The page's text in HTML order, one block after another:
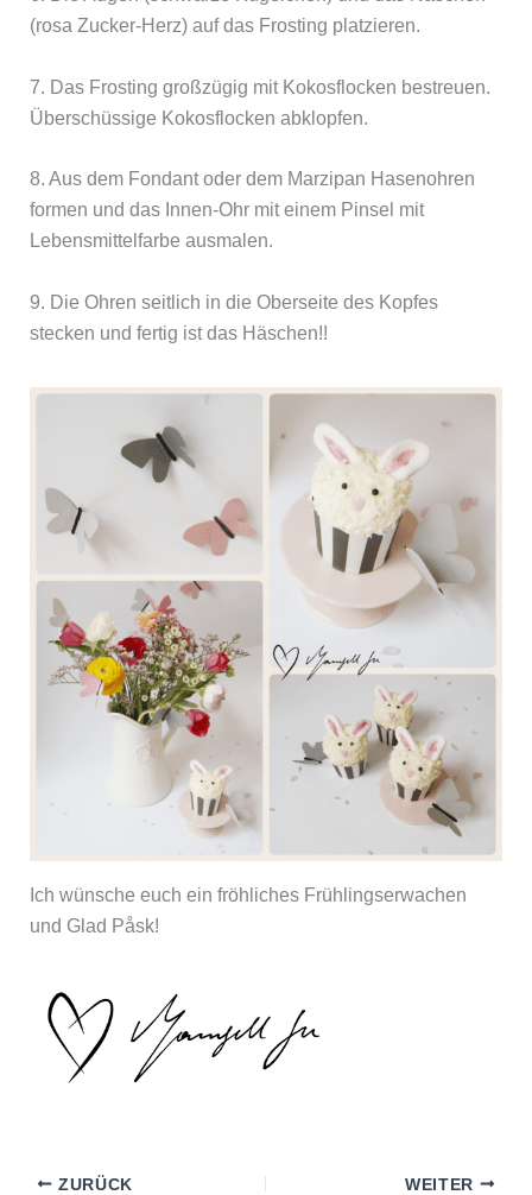
(rosa Zucker-Herz) auf das Frosting platzieren.
7. Das Frosting großzügig mit Kokosflocken bestreuen.
Überschüssige Kokosflocken abklopfen.
8. Aus dem Fondant oder dem Marzipan Hasenohren
formen und das Innen-Ohr mit einem Pinsel mit
Lebensmittelfarbe ausmalen.
9. Die Ohren seitlich in die Oberseite des Kopfes
stecken und fertig ist das Häschen!!
Ich wünsche euch ein fröhliches Frühlingserwachen
und Glad Påsk!
ZURÜCK WEITER